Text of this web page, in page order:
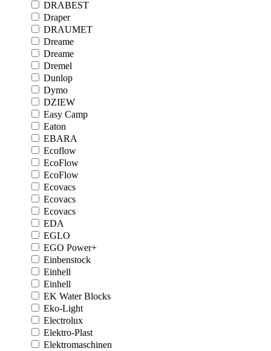
DRABEST
Draper
DRAUMET
Dreame
Dreame
Dremel
Dunlop
Dymo
DZIEW
Easy Camp
Eaton
EBARA
Ecoflow
EcoFlow
EcoFlow
Ecovacs
Ecovacs
Ecovacs
EDA
EGLO
EGO Power+
Einbenstock
Einhell
Einhell
EK Water Blocks
Eko-Light
Electrolux
Elektro-Plast
Elektromaschinen